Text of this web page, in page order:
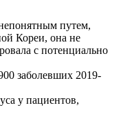
путем,
Кореи, она не
с потенциально
заболевших 2019-
у пациентов,